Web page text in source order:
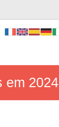
em 2024